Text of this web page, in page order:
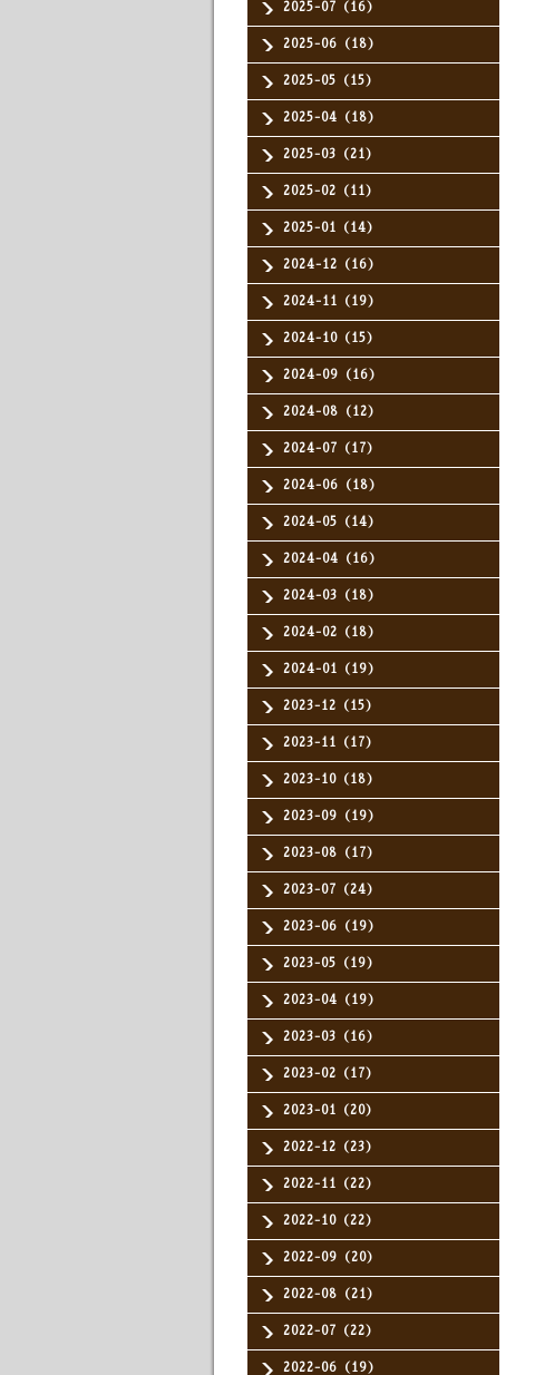
2025-07（16）
2025-06（18）
2025-05（15）
2025-04（18）
2025-03（21）
2025-02（11）
2025-01（14）
2024-12（16）
2024-11（19）
2024-10（15）
2024-09（16）
2024-08（12）
2024-07（17）
2024-06（18）
2024-05（14）
2024-04（16）
2024-03（18）
2024-02（18）
2024-01（19）
2023-12（15）
2023-11（17）
2023-10（18）
2023-09（19）
2023-08（17）
2023-07（24）
2023-06（19）
2023-05（19）
2023-04（19）
2023-03（16）
2023-02（17）
2023-01（20）
2022-12（23）
2022-11（22）
2022-10（22）
2022-09（20）
2022-08（21）
2022-07（22）
2022-06（19）